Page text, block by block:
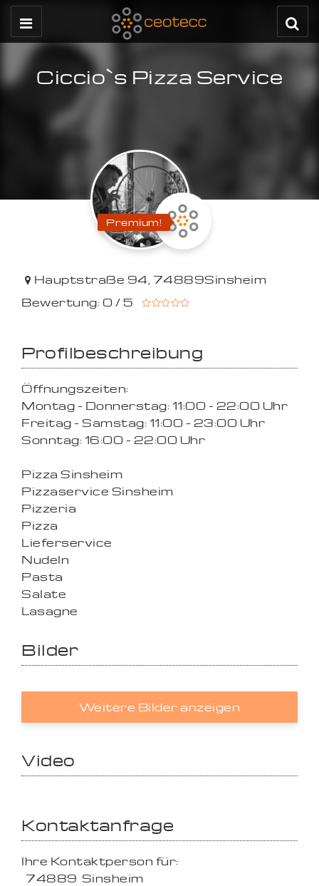
Ciccio`s Pizza Service
Premium!
Hauptstraße 94, 74889Sinsheim
Bewertung: 0 / 5
Profilbeschreibung
Öffnungszeiten:
Montag - Donnerstag: 11:00 - 22:00 Uhr
Freitag - Samstag: 11:00 - 23:00 Uhr
Sonntag: 16:00 - 22:00 Uhr
Pizza Sinsheim
Pizzaservice Sinsheim
Pizzeria
Pizza
Lieferservice
Nudeln
Pasta
Salate
Lasagne
Bilder
Weitere Bilder anzeigen
Video
Kontaktanfrage
Ihre Kontaktperson für:
74889 Sinsheim